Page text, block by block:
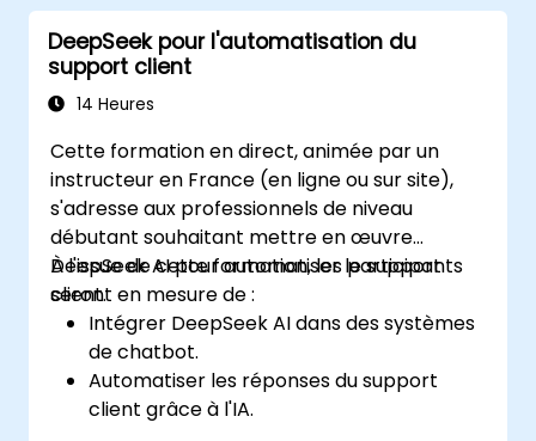
programmation répétitives à l'aide
d'outils d'IA.
DeepSeek pour l'automatisation du
support client
14 Heures
Cette formation en direct, animée par un
instructeur en France (en ligne ou sur site),
s'adresse aux professionnels de niveau
débutant souhaitant mettre en œuvre
DeepSeek AI pour automatiser le support
client.
À l'issue de cette formation, les participants
seront en mesure de :
Intégrer DeepSeek AI dans des systèmes
de chatbot.
Automatiser les réponses du support
client grâce à l'IA.